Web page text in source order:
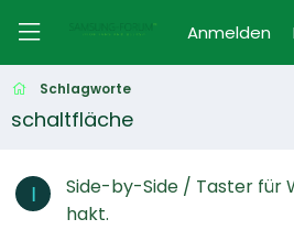
Anmelden
Schlagworte
schaltfläche
I
Side-by-Side / Taster für
hakt.